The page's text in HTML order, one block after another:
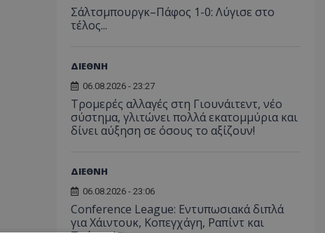
Σάλτσμπουργκ–Πάφος 1-0: Λύγισε στο
τέλος...
ΔΙΕΘΝΗ
06.08.2026 - 23:27
Τρομερές αλλαγές στη Γιουνάιτεντ, νέο
σύστημα, γλιτώνει πολλά εκατομμύρια και
δίνει αύξηση σε όσους το αξίζουν!
ΔΙΕΘΝΗ
06.08.2026 - 23:06
Conference League: Εντυπωσιακά διπλά
για Χάιντουκ, Κοπεγχάγη, Ραπίντ και